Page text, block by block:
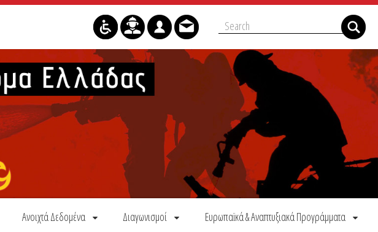
Ανοιχτά Δεδομένα Διαγωνισμοί Ευρωπαϊκά & Αναπτυξιακά Προγράμματα